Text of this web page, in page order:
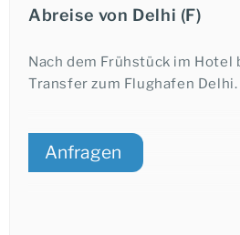
Übernachtung in Jodhpur.
diese zuzubereiten. Beim
über Ihre bisherigen
Abreise von Delhi (F)
Nach dem Frühstück im Hotel
Transfer zum Flughafen Delhi.
Anfragen